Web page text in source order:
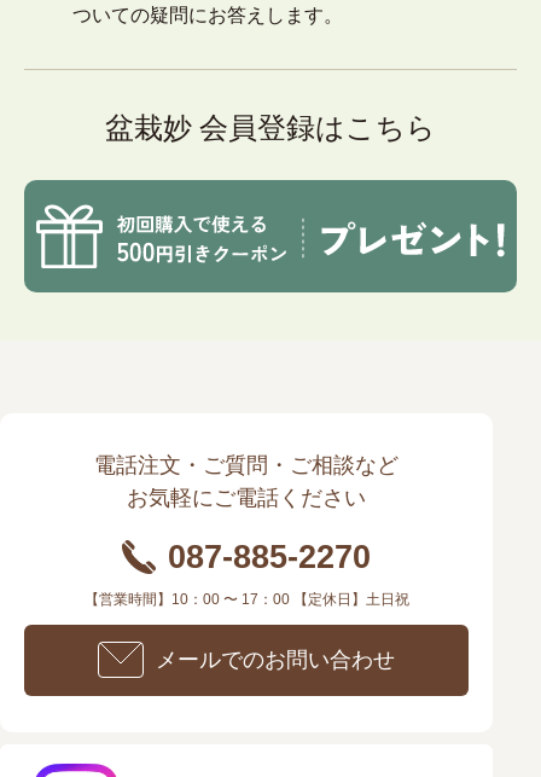
ついての疑問にお答えします。
盆栽妙 会員登録はこちら
電話注文・ご質問・ご相談など
お気軽にご電話ください
087-885-2270
【営業時間】10：00 〜 17：00 【定休日】土日祝
メールでのお問い合わせ